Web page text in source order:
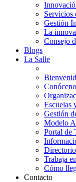
Servicios
Gestión
La
Consejo
Blogs
La Salle
Escuelas
Gestión
Modelo
Portal de
Trabaja
Cómo
Contacto